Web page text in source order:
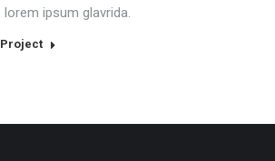
lorem ipsum glavrida.